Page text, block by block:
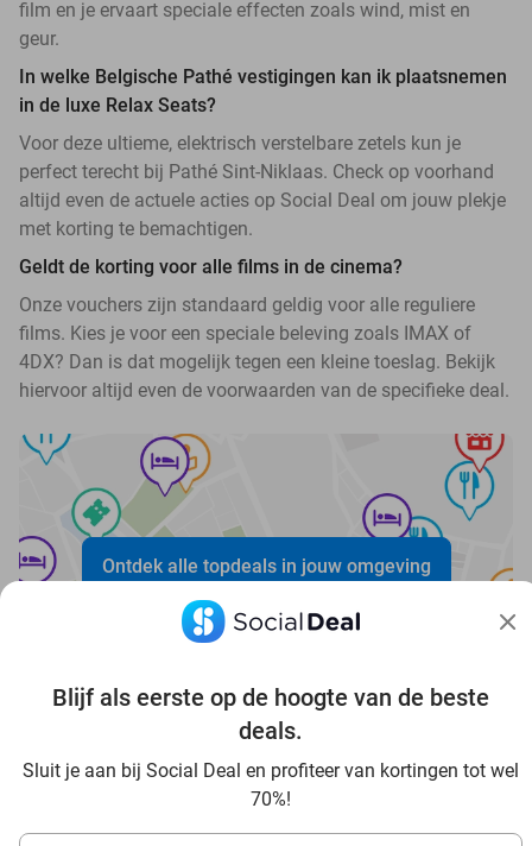
Blijf als eerste op de hoogte van de beste
deals.
Sluit je aan bij Social Deal en profiteer van kortingen tot wel
70%!
film en je ervaart speciale effecten zoals wind, mist en
geur.
In welke Belgische Pathé vestigingen kan ik plaatsnemen
in de luxe Relax Seats?
Voor deze ultieme, elektrisch verstelbare zetels kun je
perfect terecht bij Pathé Sint-Niklaas. Check op voorhand
altijd even de actuele acties op Social Deal om jouw plekje
met korting te bemachtigen.
Geldt de korting voor alle films in de cinema?
Onze vouchers zijn standaard geldig voor alle reguliere
films. Kies je voor een speciale beleving zoals IMAX of
4DX? Dan is dat mogelijk tegen een kleine toeslag. Bekijk
hiervoor altijd even de voorwaarden van de specifieke deal.
Ontdek alle topdeals in jouw omgeving
Voordelig genieten in Moers: haal deal-inspiratie uit onze
In die Sauna in Moers und Umgebung